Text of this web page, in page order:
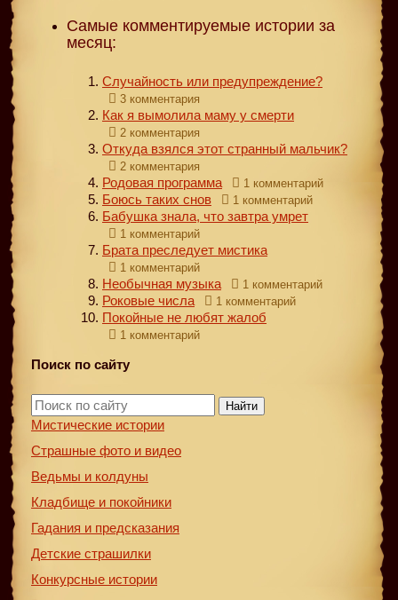
Самые комментируемые истории за
месяц:
Случайность или предупреждение?
3 комментария
Как я вымолила маму у смерти
2 комментария
Откуда взялся этот странный мальчик?
2 комментария
Родовая программа 1 комментарий
Боюсь таких снов 1 комментарий
Бабушка знала, что завтра умрет
1 комментарий
Брата преследует мистика
1 комментарий
Необычная музыка 1 комментарий
Роковые числа 1 комментарий
Покойные не любят жалоб
1 комментарий
Поиск по сайту
Найти
Мистические истории
Страшные фото и видео
Ведьмы и колдуны
Кладбище и покойники
Гадания и предсказания
Детские страшилки
Конкурсные истории